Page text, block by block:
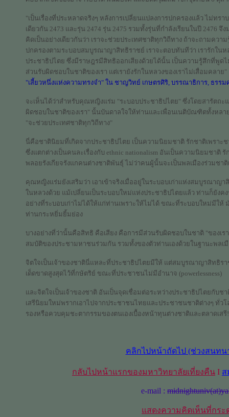
"เป็นเรื่องที่ประหลาดจริงๆ หลังการเปลี่ยนแปลงการปกครองแล้ว ไม่ทร
เดียวกัน 2473 และรุ่น 2474 รุ่น 2475 รวมทั้งรุ่นที่กำลังเรียนในปี 2476
คิดเป็นอย่างเดียวกันว่า เราจะช่วยประเทศชาติทุกวิถีทาง ถ้าจะถามควา
ปกครองตามระบอบสมบูรณาญาสิทธิราชย์ เราจะตอบทันทีว่า เรารักในห
ประชาธิปไตย ซึ่งมีราษฎรมีสิทธิออกเสียงด้วยได้นั้น เป็นความรู้สึกที่พูด
ส่วนรับผิดชอบในชาติของเรา แต่เรายังรักในหลวงของเราไม่เสื่อมคลาย"
"เสี้ยวหนึ่งแห่งความทรงจำ" ใน ชาญวิทย์ เกษตรศิริ, บรรณาธิการ, ธรรม
จะเห็นได้ว่าสำหรับคุณหญิงแร่ม "ระบอบประชาธิปไตย" ซึ่งโดยสารัตถ
ผิดชอบในชาติของเรา" นั้นบันดาลใจให้ท่านและเพื่อนเนติบัณฑิตทั้งหล
"จะช่วยประเทศชาติทุกวิถีทาง"
นี่คือชาตินิยมที่เกิดจากประชาธิปไตย เป็นความนิยมชาติ รักชาติเพราะ
ซึ่งแตกต่างเป็นคนละเรื่องกับ ethnic nationalism อันเป็นความนิยมชาติ
พลอยรังเกียจรังแกคนต่างชาติพันธุ์ ไม่ว่าคนผู้นั้นจะเป็นพลเมืองร่วมชา
คุณหญิงแร่มยังเสริมว่า เอาเข้าจริงเมื่ออยู่ในระบอบเก่าแห่งสมบูรณาญ
ในหลวงด้วย แม้เปลี่ยนเป็นระบอบใหม่แห่งประชาธิปไตยแล้ว ท่านก็ยังค
อย่างที่ระบอบเก่าไม่ได้ให้แก่ท่านเพราะให้ไม่ได้ ขณะที่ระบอบใหม่มีใ
ท่านกระหยิ่มยิ้มย่อง
บางอย่างที่ว่านั้นคือสิทธิ คือเสียง คือการมีส่วนรับผิดชอบในชาติ "ของเ
สมบัติของประชามหาชนร่วมกัน รวมทั้งของตัวท่านเองด้วยในฐานะพล
จิตใจเป็นเจ้าของชาตินี่แหละที่ประชาธิปไตยมีให้ แต่สมบูรณาญาสิทธิร
เด็ดขาดสูงสุดไว้ที่กษัตริย์ ขณะที่ประชาชนไม่มีอำนาจ (powerlessness)
และจิตใจเป็นเจ้าของชาติ อันเป็นจุดเชื่อมต่อระหว่างประชาธิปไตยกั
เสรีนิยมใหม่พรากเอาไปจากประชาชนไทยและประชาชนชาติต่างๆ ทั่ว
รองหรือควบคุมชะตากรรมของตนเองเบื้องหน้าทุนต่างชาติและตลาดเสรี!
คลิกไปหน้าถัดไป (ช่วงสนทน
กลับไปหน้าแรกของมหาวิทยาลัยเที่ยงคืน I ส
e-mail :
แสดงความคิดเห็นที่กระ